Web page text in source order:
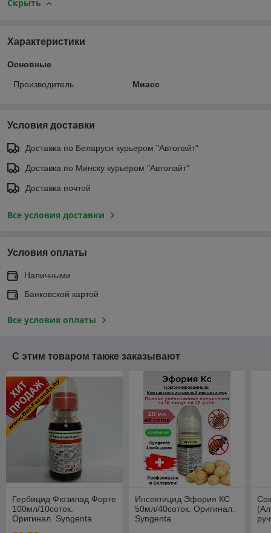
Скрыть
Характеристики
Основные
Производитель Миасс
Условия доставки
Доставка по Беларуси курьером "Автолайт"
Доставка по Минску курьером "Автолайт"
Доставка почтой
Все условия доставки
Условия оплаты
Наличными
Банковской картой
Все условия оплаты
С этим товаром также заказывают
Гербицид Фюзилад Форте
100мл/10соток.
Оригинал. Syngenta
Инсектицид Эфория КС
50мл/40соток. Оригинал.
Syngenta